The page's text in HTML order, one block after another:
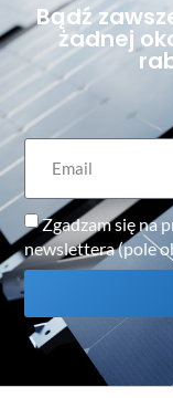
Bądź
żadnej
Zgadzam się na
newslettera (pole